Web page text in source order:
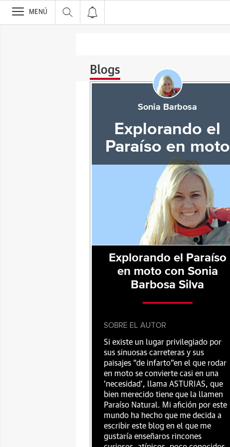
>
MENÚ
Blogs
Sonia Barbosa
Explorando el
Paraíso en moto
Explorando el Paraíso
en moto con Sonia
Barbosa Silva
SOBRE EL AUTOR
Si existe un lugar privilegiado por
sus sinuosas carreteras y sus
paisajes "de infarto"en el que rodar
en moto se convierte casi en una
'necesidad', llama ASTURIAS, que
bien merecido tiene que la llamen
Paraíso Natural. Mi afición por este
mundo ha hecho que me decida a
escribir este blog en el que me
gustaría enseñaros rincones